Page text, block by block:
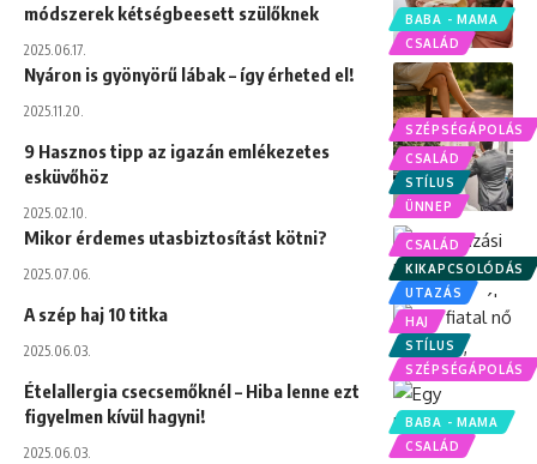
BABA - MAMA
CSALÁD
módszerek kétségbeesett szülőknek
2025.06.17.
SZÉPSÉGÁPOLÁS
Nyáron is gyönyörű lábak – így érheted el!
2025.11.20.
CSALÁD
STÍLUS
ÜNNEP
9 Hasznos tipp az igazán emlékezetes
esküvőhöz
2025.02.10.
CSALÁD
KIKAPCSOLÓDÁS
UTAZÁS
Mikor érdemes utasbiztosítást kötni?
2025.07.06.
HAJ
STÍLUS
SZÉPSÉGÁPOLÁS
A szép haj 10 titka
2025.06.03.
BABA - MAMA
CSALÁD
Ételallergia csecsemőknél – Hiba lenne ezt
figyelmen kívül hagyni!
2025.06.03.